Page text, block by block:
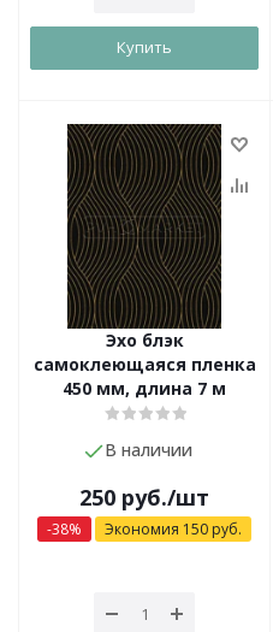
Купить
Эхо блэк
самоклеющаяся пленка
450 мм, длина 7 м
В наличии
250 руб./шт
-38% Экономия 150 руб.